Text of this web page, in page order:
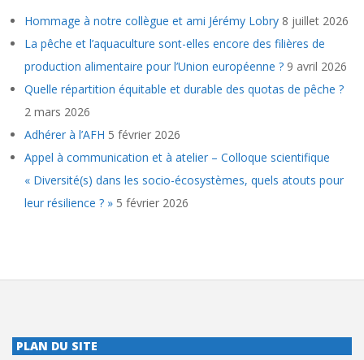
Hommage à notre collègue et ami Jérémy Lobry 8 juillet 2026
La pêche et l’aquaculture sont-elles encore des filières de
production alimentaire pour l’Union européenne ? 9 avril 2026
Quelle répartition équitable et durable des quotas de pêche ?
2 mars 2026
Adhérer à l’AFH 5 février 2026
Appel à communication et à atelier – Colloque scientifique
« Diversité(s) dans les socio-écosystèmes, quels atouts pour
leur résilience ? » 5 février 2026
PLAN DU SITE